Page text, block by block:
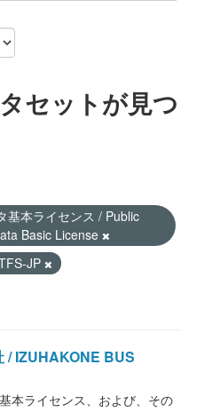
セットが見つ
基本ライセンス / Public
Basic License
JP
/ IZUHAKONE BUS
本ライセンス、および、その